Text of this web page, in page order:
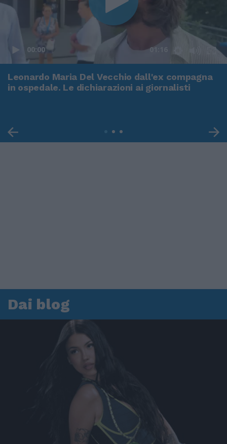
00:00 01:16
Leonardo Maria Del Vecchio dall'ex compagna
in ospedale. Le dichiarazioni ai giornalisti
Dai blog